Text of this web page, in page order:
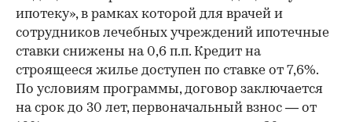
ипотеку», в рамках которой для врачей и
сотрудников лечебных учреждений ипотечные
ставки снижены на 0,6 п.п. Кредит на
строящееся жилье доступен по ставке от 7,6%.
По условиям программы, договор заключается
на срок до 30 лет, первоначальный взнос — от